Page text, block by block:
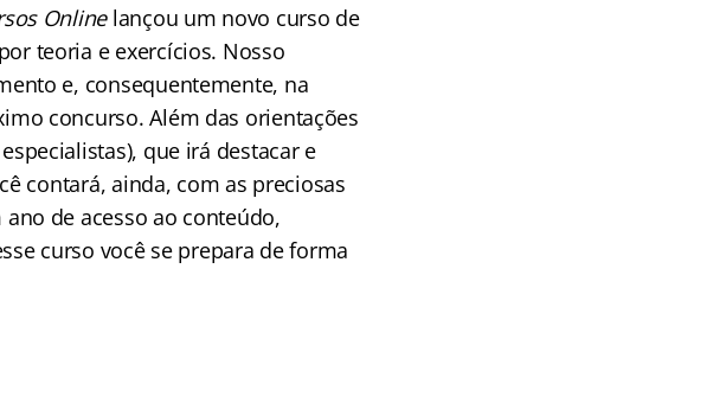
Onlinelançou um novo curso de
teoria e exercícios. Nosso
e, consequentemente, na
concurso. Além das orientações
que irá destacar e
contará, ainda, com as preciosas
ano de acesso ao conteúdo,
curso você se prepara de forma